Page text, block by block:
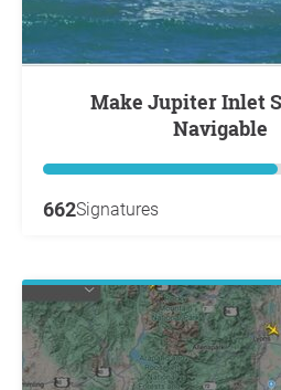
Make Jupiter Inlet Safe and
Navigable
662Signatures